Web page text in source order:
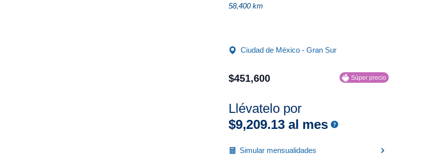
58,400 km
Ciudad de México - Gran Sur
$451,600 Súper precio
Llévatelo por
$9,209.13al mes
Simular mensualidades